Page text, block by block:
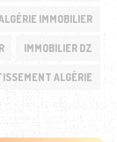
IMMOBILIER
IMMOBILIER DZ
ALGÉRIE